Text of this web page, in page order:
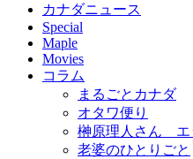
カナダニュース
Special
Maple
Movies
コラム
まるごとカナダ
オタワ便り
榊原理人さん エ
老婆のひとりごと